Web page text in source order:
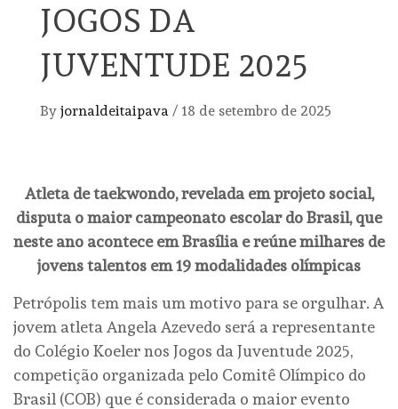
JOGOS DA
JUVENTUDE 2025
By jornaldeitaipava / 18 de setembro de 2025
Atleta de taekwondo, revelada em projeto social,
disputa o maior campeonato escolar do Brasil, que
neste ano acontece em Brasília e reúne milhares de
jovens talentos em 19 modalidades olímpicas
Petrópolis tem mais um motivo para se orgulhar. A
jovem atleta Angela Azevedo será a representante
do Colégio Koeler nos Jogos da Juventude 2025,
competição organizada pelo Comitê Olímpico do
Brasil (COB) que é considerada o maior evento